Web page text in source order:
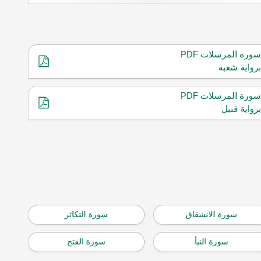
سورة المرسلات PDF
برواية شعبة
سورة المرسلات PDF
برواية قنبل
سورة الانشقاق سورة التكاثر
سورة النبأ سورة الفتح